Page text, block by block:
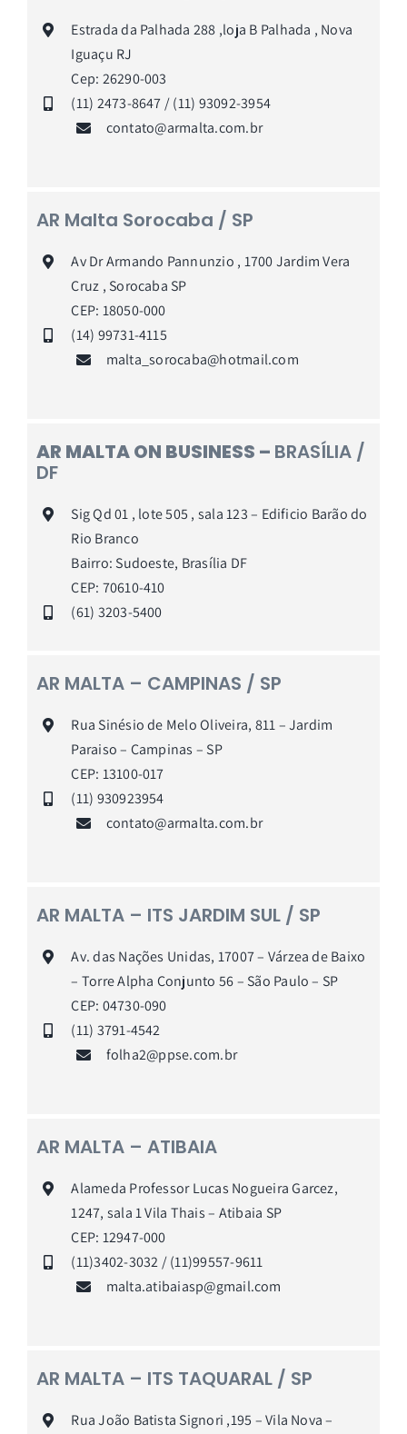
Estrada da Palhada 288 ,loja B Palhada , Nova
Iguaçu RJ
Cep: 26290-003
(11) 2473-8647 / (11) 93092-3954
contato@armalta.com.br
AR Malta Sorocaba / SP
Av Dr Armando Pannunzio , 1700 Jardim Vera
Cruz , Sorocaba SP
CEP: 18050-000
(14) 99731-4115
malta_sorocaba@hotmail.com
AR MALTA ON BUSINESS – BRASÍLIA /
DF
Sig Qd 01 , lote 505 , sala 123 – Edificio Barão do
Rio Branco
Bairro: Sudoeste, Brasília DF
CEP: 70610-410
(61) 3203-5400
AR MALTA – CAMPINAS / SP
Rua Sinésio de Melo Oliveira, 811 – Jardim
Paraiso – Campinas – SP
CEP: 13100-017
(11) 930923954
contato@armalta.com.br
AR MALTA – ITS JARDIM SUL / SP
Av. das Nações Unidas, 17007 – Várzea de Baixo
– Torre Alpha Conjunto 56 – São Paulo – SP
CEP: 04730-090
(11) 3791-4542
folha2@ppse.com.br
AR MALTA – ATIBAIA
Alameda Professor Lucas Nogueira Garcez,
1247, sala 1 Vila Thais – Atibaia SP
CEP: 12947-000
(11)3402-3032 / (11)99557-9611
malta.atibaiasp@gmail.com
AR MALTA – ITS TAQUARAL / SP
Rua João Batista Signori ,195 – Vila Nova –